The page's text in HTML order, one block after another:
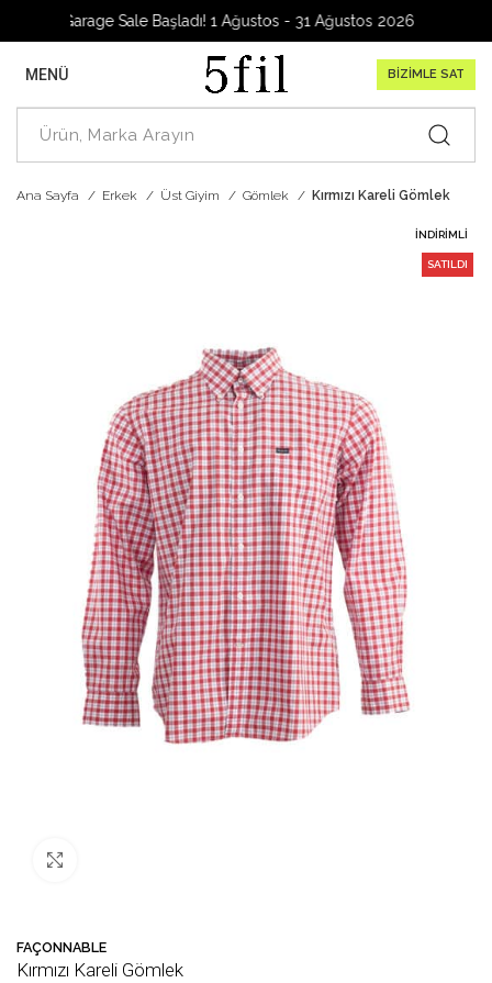
Garage Sale Başladı! 1 Ağustos - 31 Ağustos 2026
MENÜ BİZİMLE SAT
Ana Sayfa Erkek Üst Giyim Gömlek Kırmızı Kareli Gömlek
İNDIRIMLI
SATILDI
FAÇONNABLE
Kırmızı Kareli Gömlek